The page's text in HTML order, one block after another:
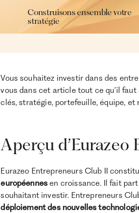
Construisons ensemble votre
stratégie
Vous souhaitez investir dans des
vous dans cet article tout ce qu’il faut
clés, stratégie, portefeuille, équipe, et
Aperçu
Eurazeo Entrepreneurs Club II
européennes en croissance. Il fait
souhaitant investir. Entrepreneurs
déploiement des nouvelles